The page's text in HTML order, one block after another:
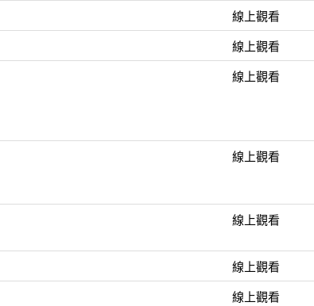
線上觀看
線上觀看
線上觀看
線上觀看
線上觀看
線上觀看
線上觀看